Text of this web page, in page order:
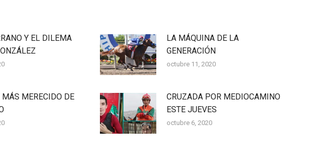
Y EL DILEMA
LA MÁQUINA DE LA
GENERACIÓN
octubre 11, 2020
MÁS MERECIDO DE
CRUZADA POR MEDIOCAMINO
ESTE JUEVES
octubre 6, 2020